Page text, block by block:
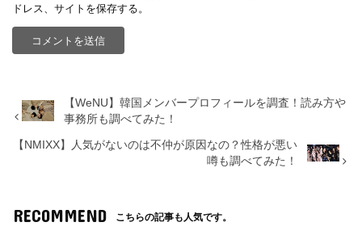
ドレス、サイトを保存する。
【WeNU】韓国メンバープロフィールを調査！読み方や
事務所も調べてみた！
【NMIXX】人気がないのは不仲が原因なの？性格が悪い
噂も調べてみた！
RECOMMEND こちらの記事も人気です。